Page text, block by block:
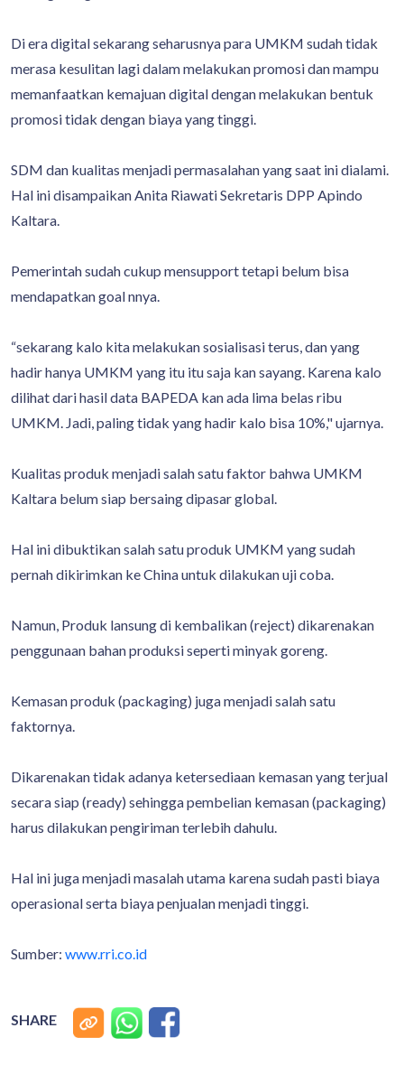
Di era digital sekarang seharusnya para UMKM sudah tidak
merasa kesulitan lagi dalam melakukan promosi dan mampu
memanfaatkan kemajuan digital dengan melakukan bentuk
promosi tidak dengan biaya yang tinggi.
SDM dan kualitas menjadi permasalahan yang saat ini dialami.
Hal ini disampaikan Anita Riawati Sekretaris DPP Apindo
Kaltara.
Pemerintah sudah cukup mensupport tetapi belum bisa
mendapatkan goal nnya.
“sekarang kalo kita melakukan sosialisasi terus, dan yang
hadir hanya UMKM yang itu itu saja kan sayang. Karena kalo
dilihat dari hasil data BAPEDA kan ada lima belas ribu
UMKM. Jadi, paling tidak yang hadir kalo bisa 10%," ujarnya.
Kualitas produk menjadi salah satu faktor bahwa UMKM
Kaltara belum siap bersaing dipasar global.
Hal ini dibuktikan salah satu produk UMKM yang sudah
pernah dikirimkan ke China untuk dilakukan uji coba.
Namun, Produk lansung di kembalikan (reject) dikarenakan
penggunaan bahan produksi seperti minyak goreng.
Kemasan produk (packaging) juga menjadi salah satu
faktornya.
Dikarenakan tidak adanya ketersediaan kemasan yang terjual
secara siap (ready) sehingga pembelian kemasan (packaging)
harus dilakukan pengiriman terlebih dahulu.
Hal ini juga menjadi masalah utama karena sudah pasti biaya
operasional serta biaya penjualan menjadi tinggi.
Sumber: www.rri.co.id
SHARE